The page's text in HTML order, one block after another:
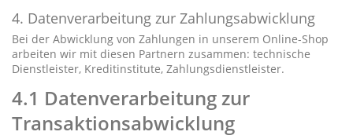
4. Datenverarbeitung zur Zahlungsabwicklung
Bei der Abwicklung von Zahlungen in unserem Online-Shop
arbeiten wir mit diesen Partnern zusammen: technische
Dienstleister, Kreditinstitute, Zahlungsdienstleister.
4.1 Datenverarbeitung zur
Transaktionsabwicklung